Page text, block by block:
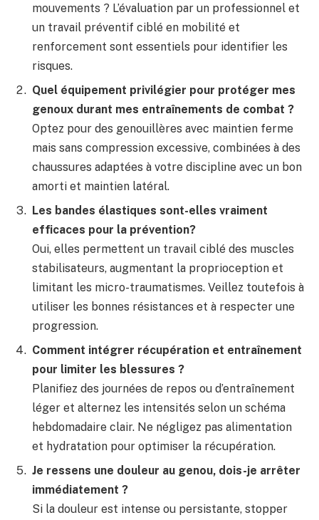
mouvements ? L’évaluation par un professionnel et
un travail préventif ciblé en mobilité et
renforcement sont essentiels pour identifier les
risques.
Quel équipement privilégier pour protéger mes
genoux durant mes entraînements de combat ?
Optez pour des genouillères avec maintien ferme
mais sans compression excessive, combinées à des
chaussures adaptées à votre discipline avec un bon
amorti et maintien latéral.
Les bandes élastiques sont-elles vraiment
efficaces pour la prévention?
Oui, elles permettent un travail ciblé des muscles
stabilisateurs, augmentant la proprioception et
limitant les micro-traumatismes. Veillez toutefois à
utiliser les bonnes résistances et à respecter une
progression.
Comment intégrer récupération et entraînement
pour limiter les blessures ?
Planifiez des journées de repos ou d’entraînement
léger et alternez les intensités selon un schéma
hebdomadaire clair. Ne négligez pas alimentation
et hydratation pour optimiser la récupération.
Je ressens une douleur au genou, dois-je arrêter
immédiatement ?
Si la douleur est intense ou persistante, stopper